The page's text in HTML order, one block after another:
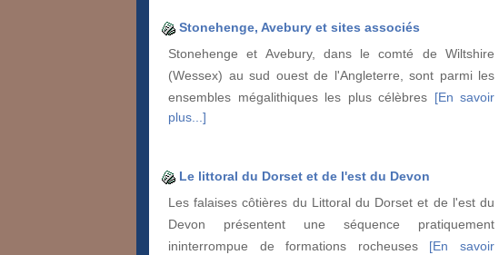
Stonehenge, Avebury et sites associés
Stonehenge et Avebury, dans le comté de Wiltshire
(Wessex) au sud ouest de l'Angleterre, sont parmi les
ensembles mégalithiques les plus célèbres [En savoir
plus...]
Le littoral du Dorset et de l'est du Devon
Les falaises côtières du Littoral du Dorset et de l'est du
Devon présentent une séquence pratiquement
ininterrompue de formations rocheuses [En savoir